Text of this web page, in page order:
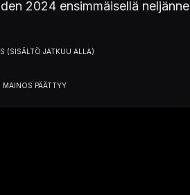
2024 ensimmäisellä